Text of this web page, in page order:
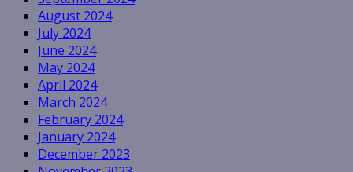
August 2024
July 2024
June 2024
May 2024
April 2024
March 2024
February 2024
January 2024
December 2023